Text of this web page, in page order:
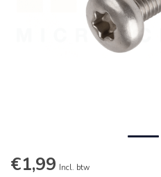
€1,99 Incl. btw